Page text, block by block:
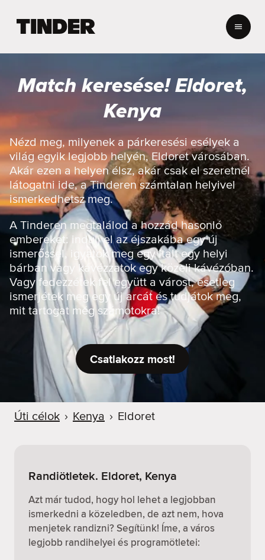
r
d
ő
o
l
d
a
l
Match keresése! Eldoret,
Kenya
Nézd meg, milyenek a párkeresési esélyek a
világ egyik legjobb helyén, Eldoret városában.
Akár ezen a helyen élsz, akár csak el szeretnél
látogatni ide, a Tinderen számtalan helyivel
ismerkedhetsz meg.
A Tinderen megtalálod a hozzád hasonló
embereket: indulj el az éjszakába egy új
ismerőssel, igyatok meg egy italt egy helyi
bárban vagy kávézzatok egy közeli kávézóban.
Vagy fedezzétek fel együtt a várost, esetleg
ismerjétek meg egy új arcát és tudjátok meg,
mit tartogat még számotokra!
Csatlakozz most!
Úti célok › Kenya › Eldoret
Randiötletek. Eldoret, Kenya
Azt már tudod, hogy hol lehet a legjobban
ismerkedni a közeledben, de azt nem, hova
menjetek randizni? Segítünk! Íme, a város
legjobb randihelyei és programötletei: